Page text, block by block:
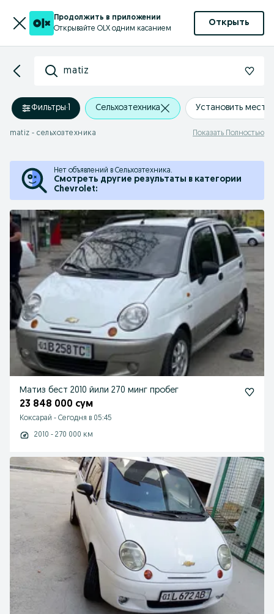
Продолжить в приложении
Открывайте OLX одним касанием
Открыть
matiz
Фильтры·1 Сельхозтехника Установить
matiz - сельхозтехника Показать Полностью
Нет объявлений в Сельхозтехника.
Смотреть другие результаты в категории
Chevrolet:
Матиз бест 2010 йили 270 минг пробег
23 848 000 сум
Коксарай - Сегодня в 05:45
2010 - 270 000 км